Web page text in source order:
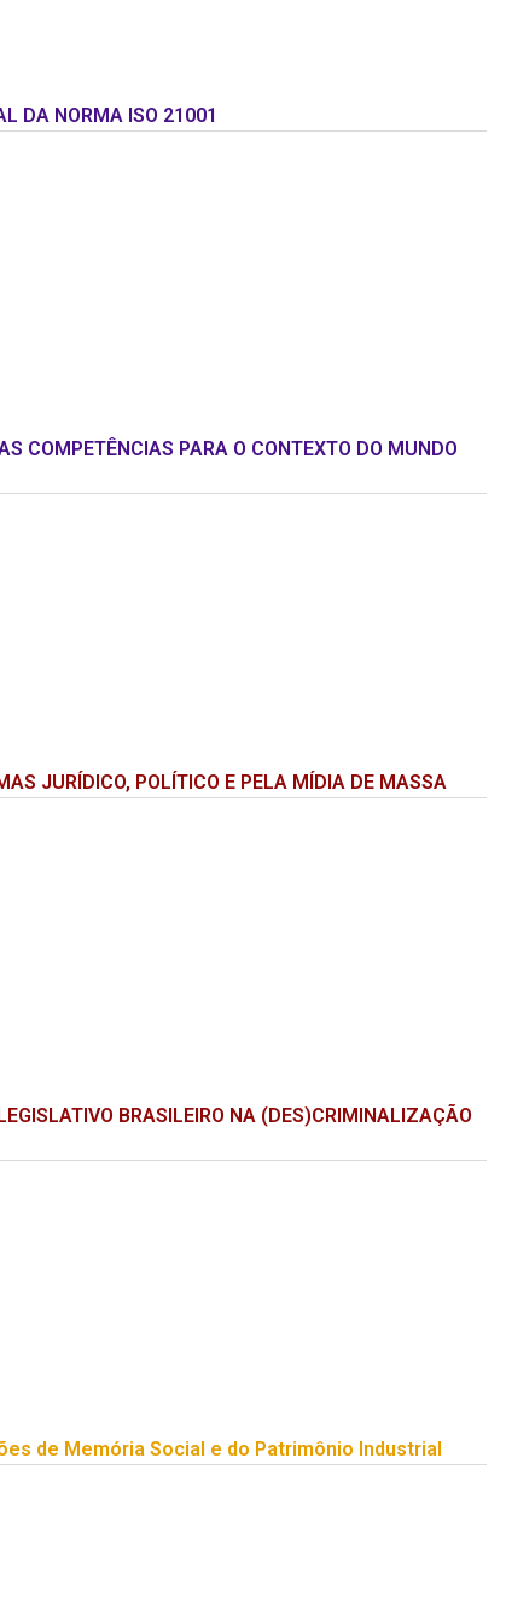
DA NORMA ISO 21001
COMPETÊNCIAS PARA O CONTEXTO DO MUNDO
JURÍDICO, POLÍTICO E PELA MÍDIA DE MASSA
BRASILEIRO NA (DES)CRIMINALIZAÇÃO
de Memória Social e do Patrimônio Industrial